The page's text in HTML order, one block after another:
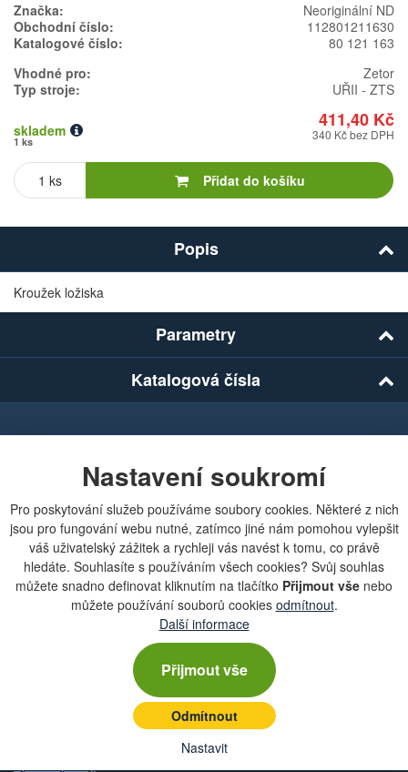
Nastavení soukromí
Pro poskytování služeb používáme soubory cookies. Některé z nich
jsou pro fungování webu nutné, zatímco jiné nám pomohou vylepšit
váš uživatelský zážitek a rychleji vás navést k tomu, co právě
hledáte. Souhlasíte s používáním všech cookies? Svůj souhlas
můžete snadno definovat kliknutím na tlačítko Přijmout vše nebo
můžete používání souborů cookies odmítnout.
Další informace
Přijmout vše
Odmítnout
Nastavit
Značka:
Neoriginální ND
Obchodní číslo:
112801211630
Katalogové číslo:
80 121 163
Vhodné pro:
Zetor
Typ stroje:
UŘII - ZTS
411,40 Kč
skladem
1 ks 340 Kč bez DPH
Počet
Přidat do košíku
Popis
Kroužek ložiska
Parametry
Katalogová čísla
Chcete dostávat lákavé nabídky přímo do své e-
Zobrazit aktuální newsletter
Zásady ochrany osobních údajů (GDPR)